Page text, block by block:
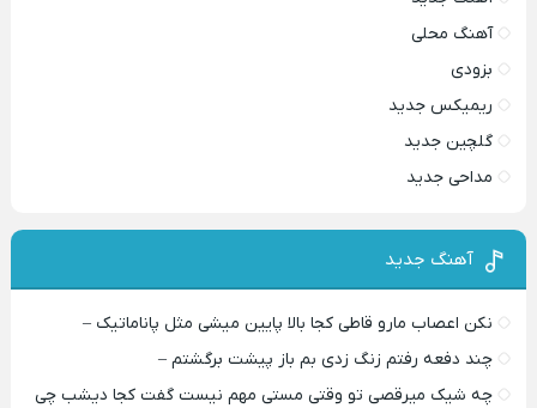
آهنگ محلی
بزودی
ریمیکس جدید
گلچین جدید
مداحی جدید
آهنگ جدید
نکن اعصاب مارو قاطی کجا بالا پایین میشی مثل پاناماتیک –
چند دفعه رفتم زنگ زدی بم باز پیشت برگشتم –
چه شیک میرقصی تو وقتی مستی مهم نیست گفت کجا دیشب چی